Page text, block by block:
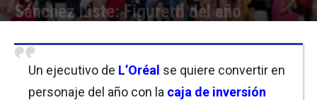
Sánchez Liste: Figuretti del año
Un ejecutivo de L’Oréal se quiere convertir en
personaje del año con la caja de inversión